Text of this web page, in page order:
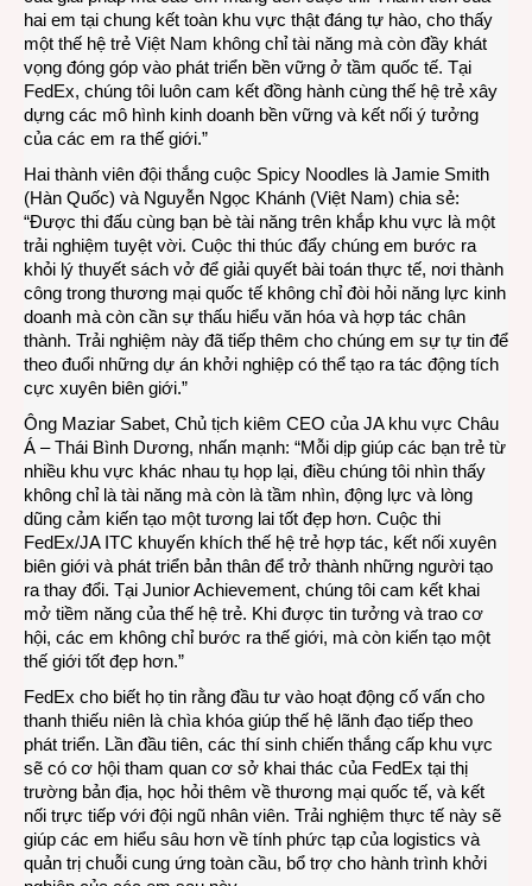
hai em tại chung kết toàn khu vực thật đáng tự hào, cho thấy
một thế hệ trẻ Việt Nam không chỉ tài năng mà còn đầy khát
vọng đóng góp vào phát triển bền vững ở tầm quốc tế. Tại
FedEx, chúng tôi luôn cam kết đồng hành cùng thế hệ trẻ xây
dựng các mô hình kinh doanh bền vững và kết nối ý tưởng
của các em ra thế giới.”
Hai thành viên đội thắng cuộc Spicy Noodles là Jamie Smith
(Hàn Quốc) và Nguyễn Ngọc Khánh (Việt Nam) chia sẻ:
“Được thi đấu cùng bạn bè tài năng trên khắp khu vực là một
trải nghiệm tuyệt vời. Cuộc thi thúc đẩy chúng em bước ra
khỏi lý thuyết sách vở để giải quyết bài toán thực tế, nơi thành
công trong thương mại quốc tế không chỉ đòi hỏi năng lực kinh
doanh mà còn cần sự thấu hiểu văn hóa và hợp tác chân
thành. Trải nghiệm này đã tiếp thêm cho chúng em sự tự tin để
theo đuổi những dự án khởi nghiệp có thể tạo ra tác động tích
cực xuyên biên giới.”
Ông Maziar Sabet, Chủ tịch kiêm CEO của JA khu vực Châu
Á – Thái Bình Dương, nhấn mạnh: “Mỗi dịp giúp các bạn trẻ từ
nhiều khu vực khác nhau tụ họp lại, điều chúng tôi nhìn thấy
không chỉ là tài năng mà còn là tầm nhìn, động lực và lòng
dũng cảm kiến tạo một tương lai tốt đẹp hơn. Cuộc thi
FedEx/JA ITC khuyến khích thế hệ trẻ hợp tác, kết nối xuyên
biên giới và phát triển bản thân để trở thành những người tạo
ra thay đổi. Tại Junior Achievement, chúng tôi cam kết khai
mở tiềm năng của thế hệ trẻ. Khi được tin tưởng và trao cơ
hội, các em không chỉ bước ra thế giới, mà còn kiến tạo một
thế giới tốt đẹp hơn.”
FedEx cho biết họ tin rằng đầu tư vào hoạt động cố vấn cho
thanh thiếu niên là chìa khóa giúp thế hệ lãnh đạo tiếp theo
phát triển. Lần đầu tiên, các thí sinh chiến thắng cấp khu vực
sẽ có cơ hội tham quan cơ sở khai thác của FedEx tại thị
trường bản địa, học hỏi thêm về thương mại quốc tế, và kết
nối trực tiếp với đội ngũ nhân viên. Trải nghiệm thực tế này sẽ
giúp các em hiểu sâu hơn về tính phức tạp của logistics và
quản trị chuỗi cung ứng toàn cầu, bổ trợ cho hành trình khởi